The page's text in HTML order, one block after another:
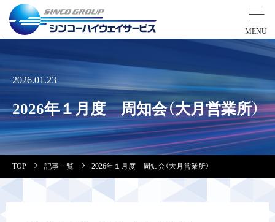
営業拠点
会社案内・実績紹介
2026.01.23
2026年１月度 周知会（大月営業所）
TOP 記事一覧 2026年１月度 周知会（大月営業所）